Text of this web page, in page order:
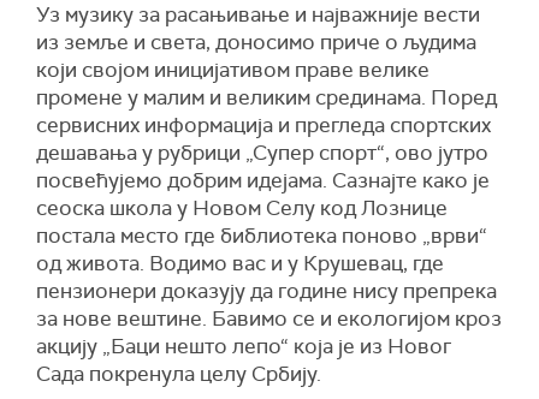
Уз музику за расањивање и најважније вести
из земље и света, доносимо приче о људима
који својом иницијативом праве велике
промене у малим и великим срединама. Поред
сервисних информација и прегледа спортских
дешавања у рубрици „Супер спорт“, ово јутро
посвећујемо добрим идејама. Сазнајте како је
сеоска школа у Новом Селу код Лознице
постала место где библиотека поново „врви“
од живота. Водимо вас и у Крушевац, где
пензионери доказују да године нису препрека
за нове вештине. Бавимо се и екологијом кроз
акцију „Баци нешто лепо“ која је из Новог
Сада покренула целу Србију.